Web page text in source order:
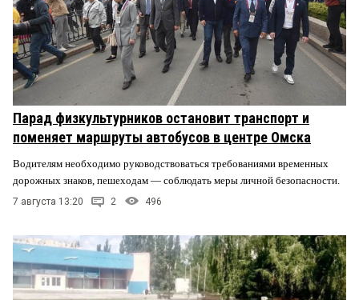
Парад физкультурников остановит транспорт и
поменяет маршруты автобусов в центре Омска
Водителям необходимо руководствоваться требованиями временных
дорожных знаков, пешеходам — соблюдать меры личной безопасности.
7 августа 13:20 2 496